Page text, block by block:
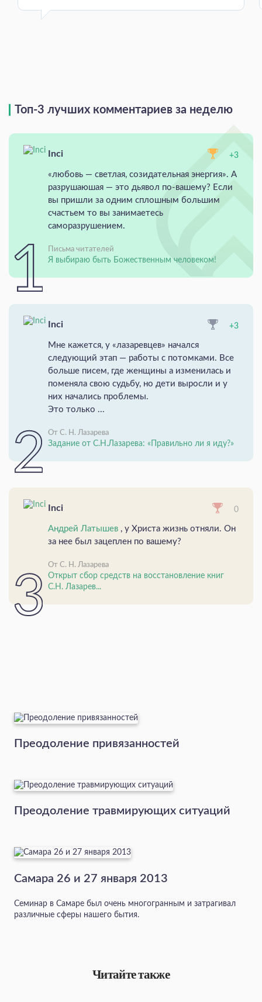
Топ-3 лучших комментариев за неделю
Inci +3
«любовь — светлая, созидательная энергия». А
разрушаюшая — это дьявол по-вашему? Если
вы пришли за одним сплошным большим
счастьем то вы занимаетесь
саморазрушением.
Письма читателей
Я выбираю быть Божественным человеком!
Inci +3
Мне кажется, у «лазаревцев» начался
следующий этап — работы с потомками. Все
больше писем, где женщины а изменилась и
поменяла свою судьбу, но дети выросли и у
них начались проблемы.
Это только ...
От С. Н. Лазарева
Задание от С.Н.Лазарева: «Правильно ли я иду?»
Inci 0
Андрей Латышев , у Христа жизнь отняли. Он
за нее был зацеплен по вашему?
От С. Н. Лазарева
Открыт сбор средств на восстановление книг
С.Н. Лазарев...
Преодоление привязанностей
Преодоление травмирующих ситуаций
Самара 26 и 27 января 2013
Семинар в Самаре был очень многогранным и затрагивал
различные сферы нашего бытия.
Читайте также